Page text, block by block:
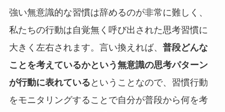
強い無意識的な習慣は辞めるのが非常に難しく、
私たちの行動は自覚無く呼び出された思考習慣に
大きく左右されます。言い換えれば、 普段どんな
ことを考えているかという無意識の思考パターン
が行動に表れている ということなので、習慣行動
をモニタリングすることで自分が普段から何を考